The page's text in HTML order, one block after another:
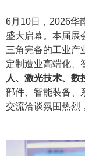
6月10日，2026华
盛大启幕。本届展
三角完备的工业产
定制造业高端化、
人、激光技术、数
部件、智能装备、
交流洽谈氛围热烈